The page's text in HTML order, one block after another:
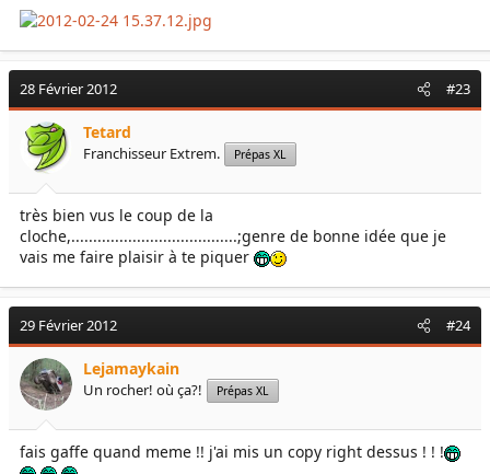
28 Février 2012 #23
Tetard
Franchisseur Extrem. Prépas XL
très bien vus le coup de la
cloche,......................................;genre de bonne idée que je
vais me faire plaisir à te piquer
29 Février 2012 #24
Lejamaykain
Un rocher! où ça?! Prépas XL
fais gaffe quand meme !! j'ai mis un copy right dessus ! ! !